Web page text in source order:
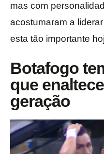
mas com
acostumaram a
esta tão importante
Botafogo
que
geração